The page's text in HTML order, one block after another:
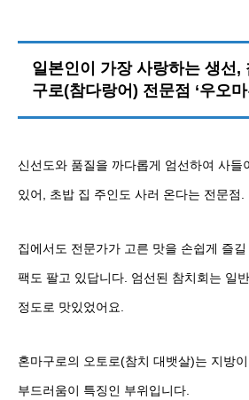
일본인이 가장 사랑하는 생선,
구로(참다랑어) 전문점 ‘우오
신선도와 품질을 까다롭게 엄선하여 사들
있어, 초밥 집 주인도 사러 온다는 전문점.
집에서도 전문가가 고른 맛을 손쉽게 즐
팩도 팔고 있답니다. 엄선된 참치회는 일
정도로 맛있었어요.
혼마구로의 오토로(참치 대뱃살)는 지방
부드러움이 특징인 부위입니다.